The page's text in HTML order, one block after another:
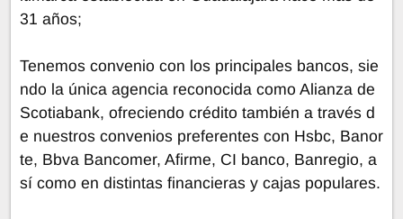
31 años;
Tenemos convenio con los principales bancos, sie
ndo la única agencia reconocida como Alianza de
Scotiabank, ofreciendo crédito también a través d
e nuestros convenios preferentes con Hsbc, Banor
te, Bbva Bancomer, Afirme, CI banco, Banregio, a
sí como en distintas financieras y cajas populares.